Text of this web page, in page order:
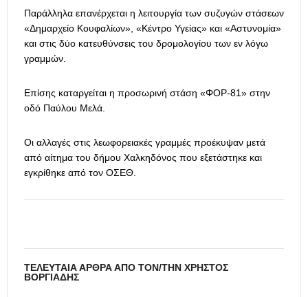
Παράλληλα επανέρχεται η λειτουργία των συζυγών στάσεων
«Δημαρχείο Κουφαλίων», «Κέντρο Υγείας» και «Αστυνομία»
και στις δύο κατευθύνσεις του δρομολογίου των εν λόγω
γραμμών.
Επίσης καταργείται η προσωρινή στάση «ΦΟΡ-81» στην
οδό Παύλου Μελά.
Οι αλλαγές στις λεωφορειακές γραμμές προέκυψαν μετά
από αίτημα του δήμου Χαλκηδόνος που εξετάστηκε και
εγκρίθηκε από τον ΟΣΕΘ.
ΤΕΛΕΥΤΑΊΑ ΆΡΘΡΑ ΑΠΌ ΤΟΝ/ΤΗΝ ΧΡΉΣΤΟΣ
ΒΟΡΓΙΆΔΗΣ